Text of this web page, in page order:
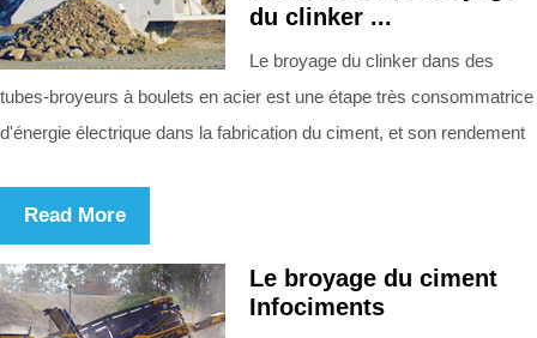
du clinker ...
Le broyage du clinker dans des
tubes-broyeurs à boulets en acier est une étape très consommatrice
d'énergie électrique dans la fabrication du ciment, et son rendement
Read More
Le broyage du ciment
Infociments